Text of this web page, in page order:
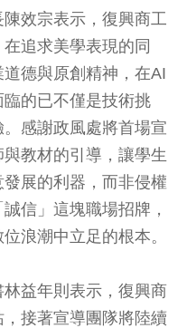
效宗表示，復興商工
追求美學表現的同
德與原創精神，在AI
的已不僅是技術挑
感謝政風處將首場宣
教材的引導，讓學生
展的利器，而非侵權
信」這塊職場招牌，
浪潮中立足的根本。
益年則表示，復興商
接著宣導團隊將陸續